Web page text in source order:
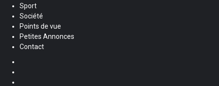
Sport
Société
Points de vue
Petites Annonces
Contact